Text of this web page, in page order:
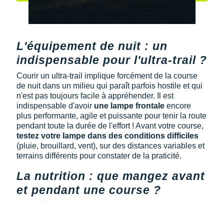
L'équipement de nuit : un
indispensable pour l'ultra-trail ?
Courir un ultra-trail implique forcément de la course
de nuit dans un milieu qui paraît parfois hostile et qui
n'est pas toujours facile à appréhender. Il est
indispensable d'avoir une lampe frontale encore
plus performante, agile et puissante pour tenir la route
pendant toute la durée de l'effort ! Avant votre course,
testez votre lampe dans des conditions difficiles
(pluie, brouillard, vent), sur des distances variables et
terrains différents pour constater de la praticité.
La nutrition : que mangez avant
et pendant une course ?
Raidlight
Reebok
Salomon
Saucony
Saxx
Scarpa
Scott
Shokz
Smoon